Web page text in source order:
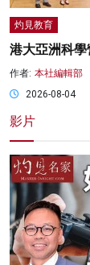
灼見教育
港大亞洲科
作者: 本社編輯部
2026-08-04
影片